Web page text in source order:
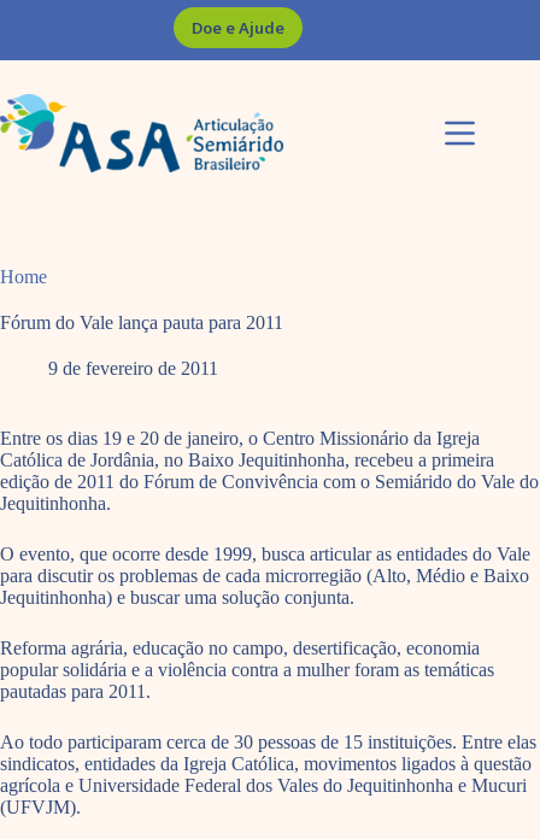
Doe e Ajude
Home
Fórum do Vale lança pauta para 2011
9 de fevereiro de 2011
Entre os dias 19 e 20 de janeiro, o Centro Missionário da Igreja
Católica de Jordânia, no Baixo Jequitinhonha, recebeu a primeira
edição de 2011 do Fórum de Convivência com o Semiárido do Vale do
Jequitinhonha.
O evento, que ocorre desde 1999, busca articular as entidades do Vale
para discutir os problemas de cada microrregião (Alto, Médio e Baixo
Jequitinhonha) e buscar uma solução conjunta.
Reforma agrária, educação no campo, desertificação, economia
popular solidária e a violência contra a mulher foram as temáticas
pautadas para 2011.
Ao todo participaram cerca de 30 pessoas de 15 instituições. Entre elas
sindicatos, entidades da Igreja Católica, movimentos ligados à questão
agrícola e Universidade Federal dos Vales do Jequitinhonha e Mucuri
(UFVJM).